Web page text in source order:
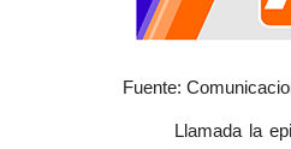
Fuente:
Llamada la